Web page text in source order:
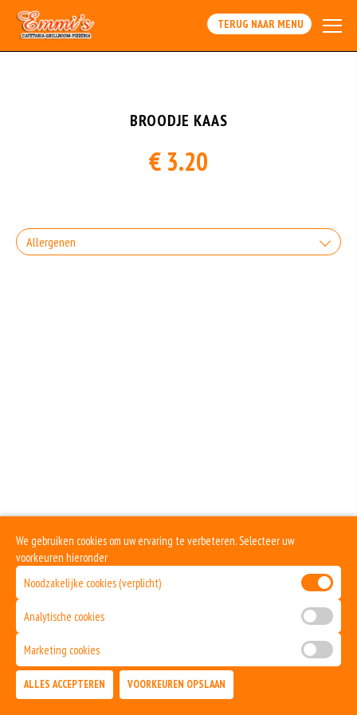
Array
TERUG NAAR MENU
BROODJE KAAS
€ 3.20
Allergenen
We gebruiken cookies om uw ervaring te verbeteren. Selecteer uw
voorkeuren hieronder
Noodzakelijke cookies (verplicht)
Analytische cookies
Marketing cookies
ALLES ACCEPTEREN VOORKEUREN OPSLAAN